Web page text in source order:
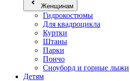
Женщинам
Гидрокостюмы
Для квадроцикла
Куртки
Штаны
Парки
Пончо
Сноуборд и горные лыжи
Детям